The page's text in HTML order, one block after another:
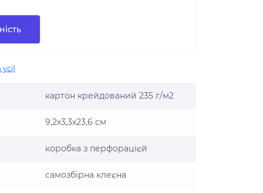
картон крейдований 235 г/м2
9,2х3,3х23,6 см
коробка з перфорацієй
самозбірна клеєна